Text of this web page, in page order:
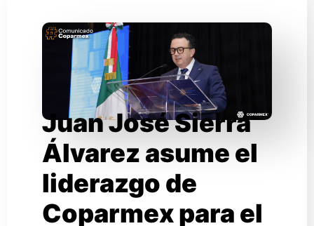
Juan José Sierra
Álvarez asume el
liderazgo de
Coparmex para el